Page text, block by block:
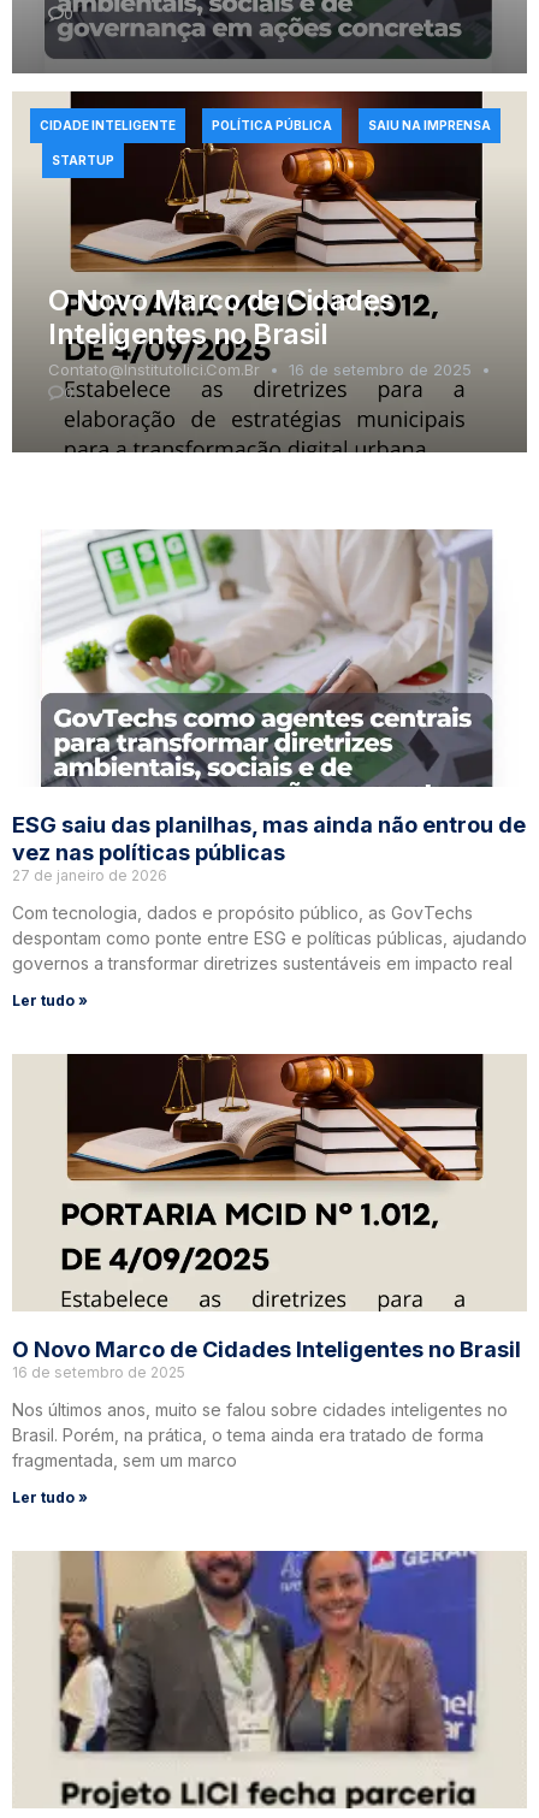
0
O Novo Marco de Cidades
Inteligentes no Brasil
Contato@institutolici.com.br
16 de setembro de 2025
0
CIDADE INTELIGENTE POLÍTICA PÚBLICA SAIU NA IMPRENSA
STARTUP
ESG saiu das planilhas, mas ainda não entrou de
vez nas políticas públicas
27 de janeiro de 2026
Com tecnologia, dados e propósito público, as GovTechs
despontam como ponte entre ESG e políticas públicas, ajudando
governos a transformar diretrizes sustentáveis em impacto real
Ler tudo »
O Novo Marco de Cidades Inteligentes no Brasil
16 de setembro de 2025
Nos últimos anos, muito se falou sobre cidades inteligentes no
Brasil. Porém, na prática, o tema ainda era tratado de forma
fragmentada, sem um marco
Ler tudo »